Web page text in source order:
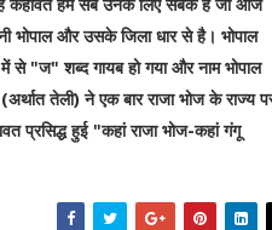
भोपाल और उसके जिला धार से है। भोपाल
से "ज" शब्द गायब हो गया और नाम भोपाल
तेली) ने एक बार राजा भोज के राज्य
प्रसिद्ध हुई "कहां राजा भोज-कहां गंगू